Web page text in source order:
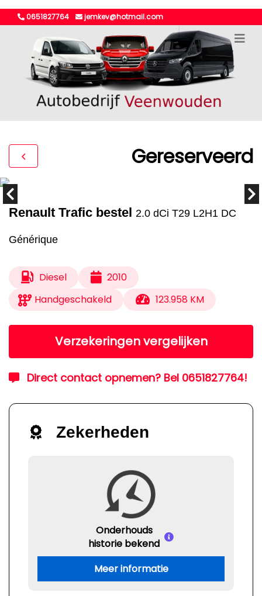
0651827764 jemkev@hotmail.com
Gereserveerd
Renault Trafic bestel 2.0 dCi T29 L2H1 DC
Générique
Diesel
2010
Handgeschakeld
123.958 KM
Verzekeringen vergelijken
Direct contact opnemen? Bel 0651827764!
Zekerheden
Onderhouds
historie bekend
Meer informatie